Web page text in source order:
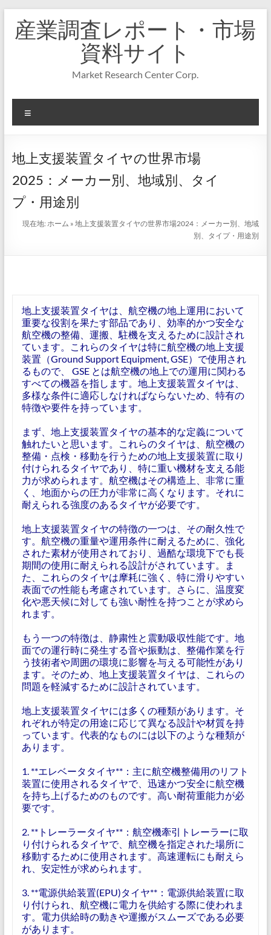
キ
プ
産業調査レポート・市場
資料サイト
Market Research Center Corp.
ニ
ー
地上支援装置タイヤの世界市場
2025：メーカー別、地域別、タイ
プ・用途別
現在地:ホーム »地上支援装置タイヤの世界市場2024：メーカー別、地域
別、タイプ・用途別
地上支援装置タイヤは、航空機の地上運用において
重要な役割を果たす部品であり、効率的かつ安全な
航空機の整備、運搬、駐機を支えるために設計され
ています。これらのタイヤは特に航空機の地上支援
装置（Ground Support Equipment, GSE）で使用され
るもので、 GSE とは航空機の地上での運用に関わる
すべての機器を指します。地上支援装置タイヤは、
多様な条件に適応しなければならないため、特有の
特徴や要件を持っています。
まず、地上支援装置タイヤの基本的な定義について
触れたいと思います。これらのタイヤは、航空機の
整備・点検・移動を行うための地上支援装置に取り
付けられるタイヤであり、特に重い機材を支える能
力が求められます。航空機はその構造上、非常に重
く、地面からの圧力が非常に高くなります。それに
耐えられる強度のあるタイヤが必要です。
地上支援装置タイヤの特徴の一つは、その耐久性で
す。航空機の重量や運用条件に耐えるために、強化
された素材が使用されており、過酷な環境下でも長
期間の使用に耐えられる設計がされています。ま
た、これらのタイヤは摩耗に強く、特に滑りやすい
表面での性能も考慮されています。さらに、温度変
化や悪天候に対しても強い耐性を持つことが求めら
れます。
もう一つの特徴は、静粛性と震動吸収性能です。地
面での運行時に発生する音や振動は、整備作業を行
う技術者や周囲の環境に影響を与える可能性があり
ます。そのため、地上支援装置タイヤは、これらの
問題を軽減するために設計されています。
地上支援装置タイヤには多くの種類があります。そ
れぞれが特定の用途に応じて異なる設計や材質を持
っています。代表的なものには以下のような種類が
あります。
1. **エレベータタイヤ**：主に航空機整備用のリフト
装置に使用されるタイヤで、迅速かつ安全に航空機
を持ち上げるためのものです。高い耐荷重能力が必
要です。
2. **トレーラータイヤ**：航空機牽引トレーラーに取
り付けられるタイヤで、航空機を指定された場所に
移動するために使用されます。高速運転にも耐えら
れ、安定性が求められます。
3. **電源供給装置(EPU)タイヤ**：電源供給装置に取
り付けられ、航空機に電力を供給する際に使われま
す。電力供給時の動きや運搬がスムーズである必要
があります。